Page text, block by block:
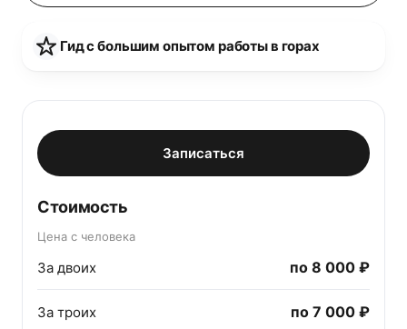
Гид с большим опытом работы в горах
Записаться
Стоимость
Цена с человека
За двоих по 8 000 ₽
За троих по 7 000 ₽